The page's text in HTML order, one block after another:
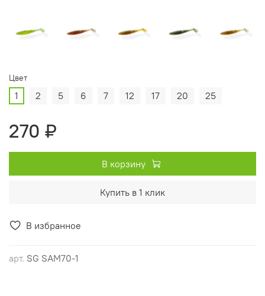
В избранное
арт. SG SAM70-1
Цвет
1 2 5 6 7 12 17 20 25
270 ₽
В корзину
Купить в 1 клик